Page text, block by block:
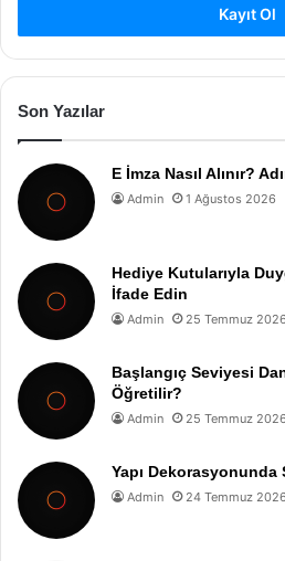
Kayıt Ol
Son Yazılar
E İmza Nasıl Alınır?
Admin 1 Ağustos 2026
Hediye Kutularıyla
İfade Edin
Admin 25 Temmuz 2026
Başlangıç Seviyesi
Öğretilir?
Admin 25 Temmuz 2026
Yapı Dekorasyonunda
Admin 24 Temmuz 2026